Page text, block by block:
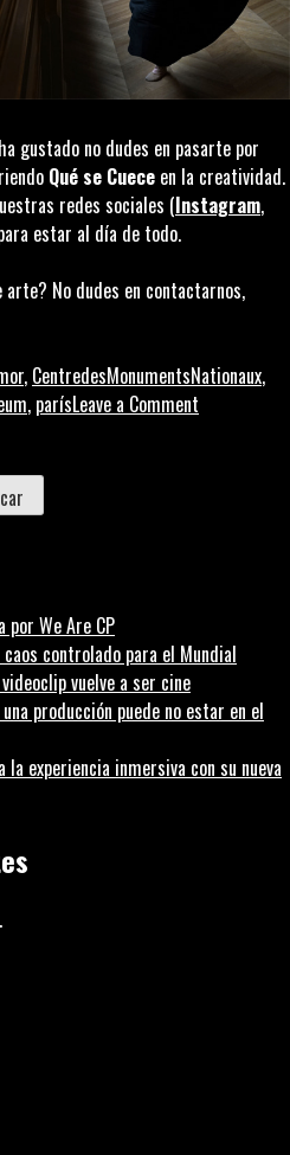
gustado no dudes en pasarte por
Qué se Cuece en la creatividad.
redes sociales (Instagram,
estar al día de todo.
No dudes en contactarnos,
, CentredesMonumentsNationaux,
, parísLeave a Comment
por We Are CP
controlado para el Mundial
vuelve a ser cine
producción puede no estar en el
la experiencia inmersiva con su nueva